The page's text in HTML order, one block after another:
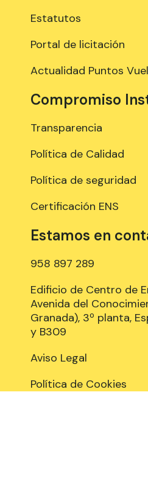
Estatutos
Portal de licitación
Actualidad Puntos
Compromiso
Transparencia
Política de Calidad
Política de seguridad
Certificación ENS
Estamos en
958 897 289
Edificio de Centro de
Avenida del
Granada), 3º planta,
y B309
Aviso Legal
Política de Cookies